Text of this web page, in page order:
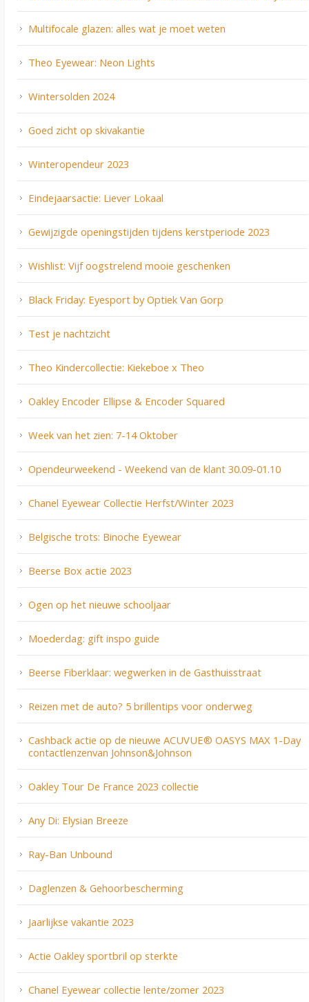
Multifocale glazen: alles wat je moet weten
Theo Eyewear: Neon Lights
Wintersolden 2024
Goed zicht op skivakantie
Winteropendeur 2023
Eindejaarsactie: Liever Lokaal
Gewijzigde openingstijden tijdens kerstperiode 2023
Wishlist: Vijf oogstrelend mooie geschenken
Black Friday: Eyesport by Optiek Van Gorp
Test je nachtzicht
Theo Kindercollectie: Kiekeboe x Theo
Oakley Encoder Ellipse & Encoder Squared
Week van het zien: 7-14 Oktober
Opendeurweekend - Weekend van de klant 30.09-01.10
Chanel Eyewear Collectie Herfst/Winter 2023
Belgische trots: Binoche Eyewear
Beerse Box actie 2023
Ogen op het nieuwe schooljaar
Moederdag: gift inspo guide
Beerse Fiberklaar: wegwerken in de Gasthuisstraat
Reizen met de auto? 5 brillentips voor onderweg
Cashback actie op de nieuwe ACUVUE® OASYS MAX 1-Day
contactlenzenvan Johnson&Johnson
Oakley Tour De France 2023 collectie
Any Di: Elysian Breeze
Ray-Ban Unbound
Daglenzen & Gehoorbescherming
Jaarlijkse vakantie 2023
Actie Oakley sportbril op sterkte
Chanel Eyewear collectie lente/zomer 2023